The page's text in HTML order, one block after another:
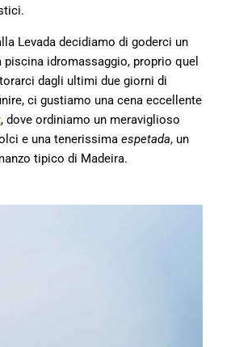
Levada decidiamo di goderci un
idromassaggio, proprio quel
dagli ultimi due giorni di
ci gustiamo una cena eccellente
, dove ordiniamo un meraviglioso
e una tenerissima espetada, un
tipico di Madeira.